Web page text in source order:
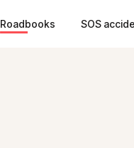
Roadbooks SOS